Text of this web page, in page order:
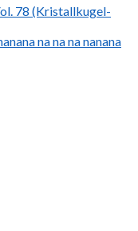
78 (Kristallkugel-
na na na nanana